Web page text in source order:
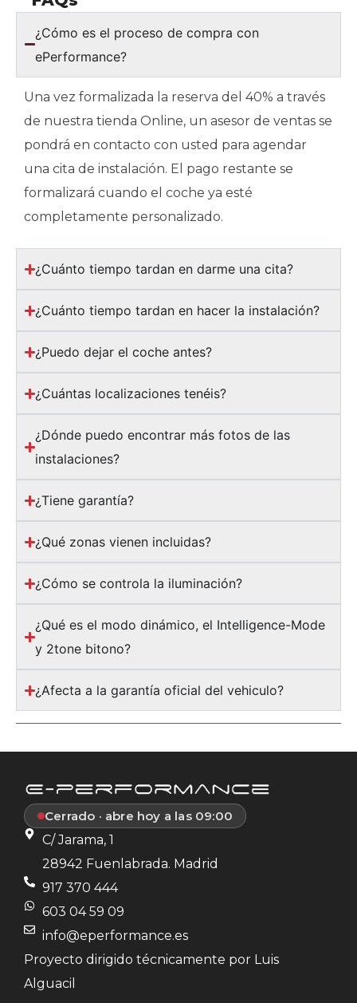
¿Cómo es el proceso de compra con
ePerformance?
Una vez formalizada la reserva del 40% a través
de nuestra tienda Online, un asesor de ventas se
pondrá en contacto con usted para agendar
una cita de instalación. El pago restante se
formalizará cuando el coche ya esté
completamente personalizado.
¿Cuánto tiempo tardan en darme una cita?
¿Cuánto tiempo tardan en hacer la instalación?
¿Puedo dejar el coche antes?
¿Cuántas localizaciones tenéis?
¿Dónde puedo encontrar más fotos de las
instalaciones?
¿Tiene garantía?
¿Qué zonas vienen incluidas?
¿Cómo se controla la iluminación?
¿Qué es el modo dinámico, el Intelligence-Mode
y 2tone bitono?
¿Afecta a la garantía oficial del vehiculo?
Cerrado · abre hoy a las 09:00
C/ Jarama, 1
28942 Fuenlabrada. Madrid
917 370 444
603 04 59 09
info@eperformance.es
Proyecto dirigido técnicamente por Luis
Alguacil